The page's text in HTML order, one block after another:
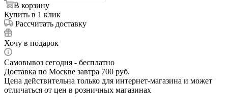
В корзину
Купить в 1 клик
Рассчитать доставку
Хочу в подарок
Самовывоз сегодня - бесплатно
Доставка по Москве завтра 700 руб.
Цена действительна только для интернет-магазина и может
отличаться от цен в розничных магазинах